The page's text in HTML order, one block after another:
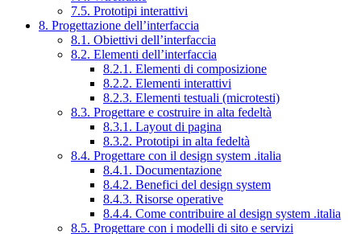
7.5. Prototipi interattivi
8. Progettazione dell’interfaccia
8.1. Obiettivi dell’interfaccia
8.2. Elementi dell’interfaccia
8.2.1. Elementi di composizione
8.2.2. Elementi interattivi
8.2.3. Elementi testuali (microtesti)
8.3. Progettare e costruire in alta fedeltà
8.3.1. Layout di pagina
8.3.2. Prototipi in alta fedeltà
8.4. Progettare con il design system .italia
8.4.1. Documentazione
8.4.2. Benefici del design system
8.4.3. Risorse operative
8.4.4. Come contribuire al design system .italia
8.5. Progettare con i modelli di sito e servizi